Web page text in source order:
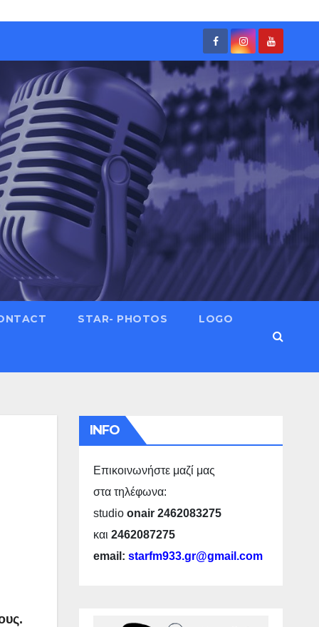
STAR- PHOTOS LOGO
INFO
Επικοινωνήστε μαζί μας
στα τηλέφωνα:
studio onair 2462083275
και 2462087275
email: starfm933.gr@gmail.com